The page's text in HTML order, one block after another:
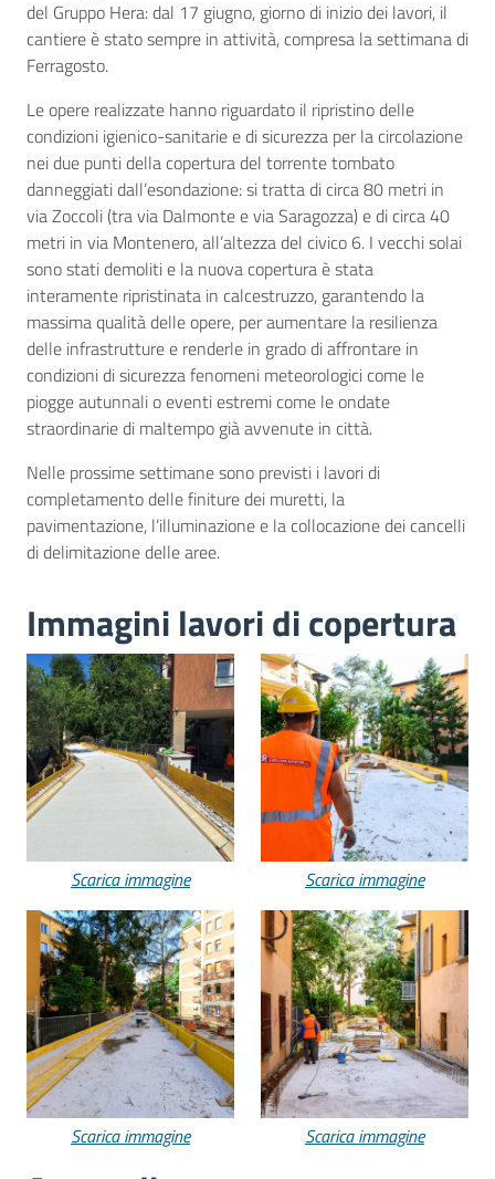
del Gruppo Hera: dal 17 giugno, giorno di inizio dei lavori, il
cantiere è stato sempre in attività, compresa la settimana di
Ferragosto.
Le opere realizzate hanno riguardato il ripristino delle
condizioni igienico-sanitarie e di sicurezza per la circolazione
nei due punti della copertura del torrente tombato
danneggiati dall’esondazione: si tratta di circa 80 metri in
via Zoccoli (tra via Dalmonte e via Saragozza) e di circa 40
metri in via Montenero, all’altezza del civico 6. I vecchi solai
sono stati demoliti e la nuova copertura è stata
interamente ripristinata in calcestruzzo, garantendo la
massima qualità delle opere, per aumentare la resilienza
delle infrastrutture e renderle in grado di affrontare in
condizioni di sicurezza fenomeni meteorologici come le
piogge autunnali o eventi estremi come le ondate
straordinarie di maltempo già avvenute in città.
Nelle prossime settimane sono previsti i lavori di
completamento delle finiture dei muretti, la
pavimentazione, l’illuminazione e la collocazione dei cancelli
di delimitazione delle aree.
Immagini lavori di copertura
Scarica immagine Scarica immagine
Scarica immagine Scarica immagine